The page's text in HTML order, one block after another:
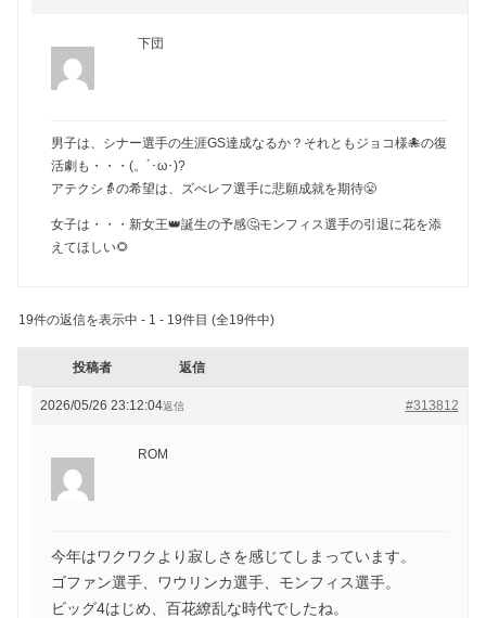
下団
男子は、シナー選手の生涯GS達成なるか？それともジョコ様🐙の復
活劇も・・・(。´･ω･)?
アテクシ👵の希望は、ズべレフ選手に悲願成就を期待😤
女子は・・・新女王👑誕生の予感🤔モンフィス選手の引退に花を添
えてほしい🌻
19件の返信を表示中 - 1 - 19件目 (全19件中)
投稿者 返信
2026/05/26 23:12:04 #313812
返信
ROM
今年はワクワクより寂しさを感じてしまっています。
ゴファン選手、ワウリンカ選手、モンフィス選手。
ビッグ4はじめ、百花繚乱な時代でしたね。